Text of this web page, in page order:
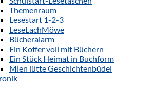
Themenraum
Lesestart 1-2-3
LeseLachMöwe
Bücheralarm
Ein Koffer voll mit Büchern
Ein Stück Heimat in Buchform
Mien lütte Geschichtenbüdel